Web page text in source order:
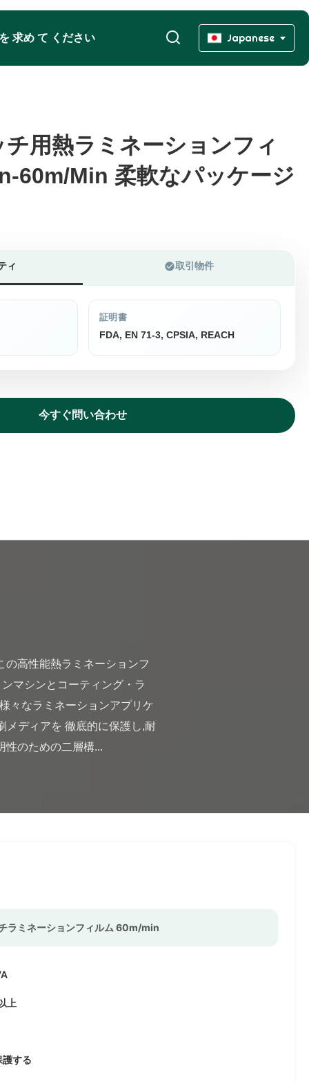
求め て ください Japanese
用熱ラミネーションフィ
60m/Min 柔軟なパッケージ
用熱ラミネーションフィ
60m/Min 柔軟なパッケージ
ィ 取引物件
証明書
FDA, EN 71-3, CPSIA, REACH
今すぐ問い合わせ
マシンとコーティング・ラ
々なラミネーションアプリケ
メディアを 徹底的に保護し,耐
性のための二層構...
ラミネーションフィルム 60m/min
上
する